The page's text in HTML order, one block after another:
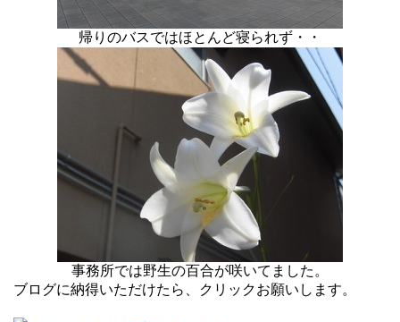
帰りのバスではほとんど寝られず・・
事務所では野生の百合が咲いてました。
ブログに納得いただけたら、クリックお願いします。